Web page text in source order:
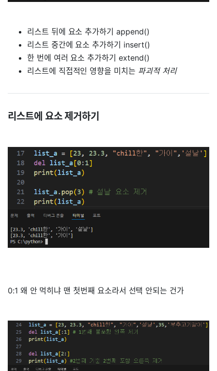
리스트 뒤에 요소 추가하기 append()
리스트 중간에 요소 추가하기 insert()
한 번에 여러 요소 추가하기 extend()
리스트에 직접적인 영향을 미치는 파괴적 처리
리스트에 요소 제거하기
0:1 왜 안 먹히냐 맨 첫번째 요소라서 선택 안되는 건가